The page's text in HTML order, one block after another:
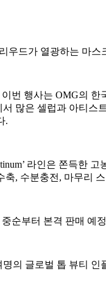
우드가 열광하는 마
번 행사는 OMG의
서 많은 셀럽과 아티
.
라인은 쫀득한
, 수분충전, 마무리
순부터 본격 판매 예
의 글로벌 톱 뷰티